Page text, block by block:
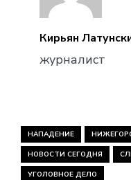
Кирьян
журналист
НАПАДЕНИЕ
НОВОСТИ СЕГОДНЯ
УГОЛОВНОЕ ДЕЛО